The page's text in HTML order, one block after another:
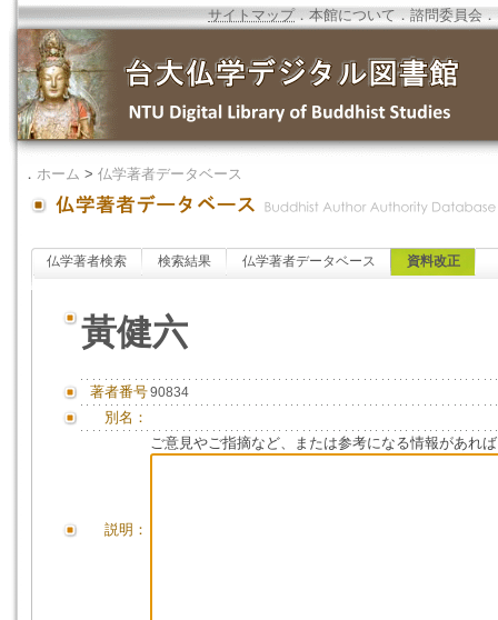
サイトマップ．本館について ．諮問委員会 ．
． ホーム > 仏学著者データベース
仏学著者検索 検索結果 仏学著者データベース 資料改正
黃健六
著者番号90834
別名：
説明：
ご意見やご指摘など、または参考になる情報があれ